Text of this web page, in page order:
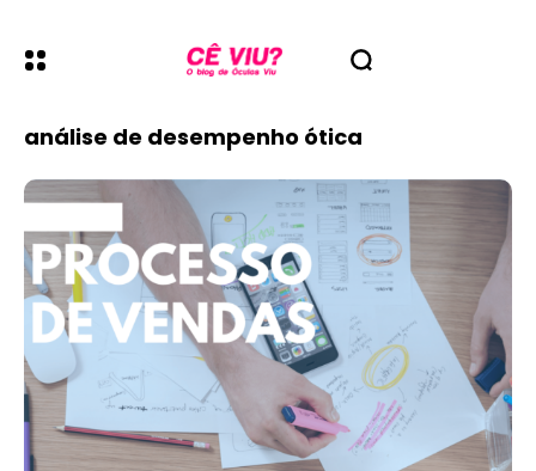
análise de desempenho ótica